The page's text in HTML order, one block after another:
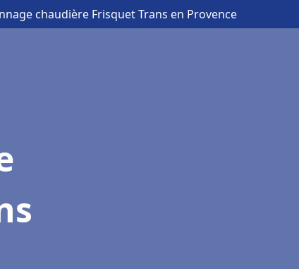
chaudière Frisquet Trans en Provence